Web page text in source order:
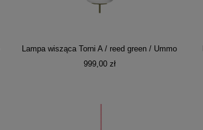
Lampa wisząca Torni A / reed green / Ummo
999,00 zł